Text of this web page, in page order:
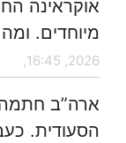
אוקראינה
מיוחדים.
2026, 16:45,
ארה”ב
הסעודית.